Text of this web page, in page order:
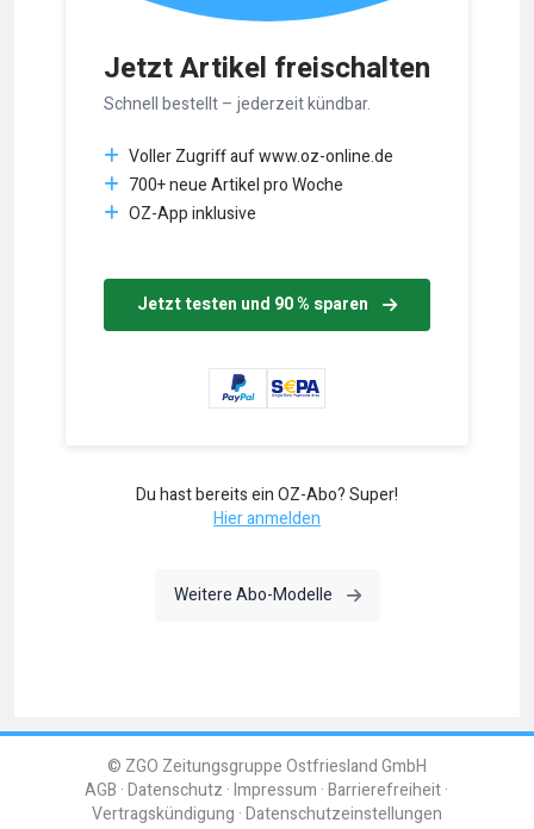
Jetzt Artikel freischalten
Schnell bestellt – jederzeit kündbar.
Voller Zugriff auf www.oz-online.de
700+ neue Artikel pro Woche
OZ-App inklusive
Jetzt testen und 90 % sparen
Du hast bereits ein OZ-Abo? Super!
Hier anmelden
Weitere Abo-Modelle
© ZGO Zeitungsgruppe Ostfriesland GmbH
AGB Datenschutz Impressum Barrierefreiheit
Vertragskündigung Datenschutzeinstellungen